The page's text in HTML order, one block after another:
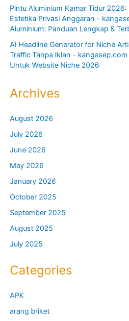
Pintu Aluminium Kamar Tidur
Estetika Privasi Anggaran -
Aluminium: Panduan Lengkap &
AI Headline Generator for Niche
Traffic Tanpa Iklan - kangasep.com
Untuk Website Niche 2026
Archives
August 2026
July 2026
June 2026
May 2026
January 2026
October 2025
September 2025
August 2025
July 2025
Categories
APK
arang briket